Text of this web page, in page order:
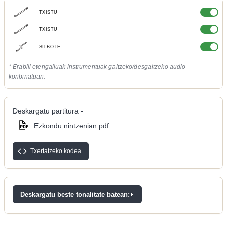
TXISTU
TXISTU
SILBOTE
* Erabili etengailuak instrumentuak gaitzeko/desgaitzeko audio
konbinatuan.
Deskargatu partitura -
Ezkondu nintzenian.pdf
Txertatzeko kodea
Deskargatu beste tonalitate batean: